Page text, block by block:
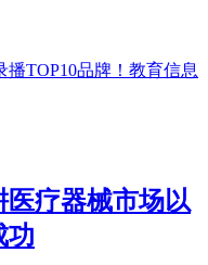
TOP10品牌！教育信息
医疗器械市场以
功